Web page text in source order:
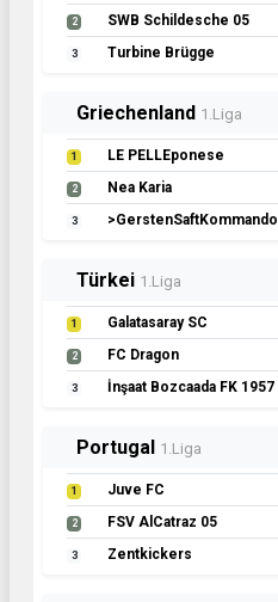
2 SWB Schildesche 05
3 Turbine Brügge
Griechenland 1.Liga
1 LE PELLEponese
2 Nea Karia
3 >GerstenSaftKommando
Türkei 1.Liga
1 Galatasaray SC
2 FC Dragon
3 İnşaat Bozcaada FK 1957
Portugal 1.Liga
1 Juve FC
2 FSV AlCatraz 05
3 Zentkickers